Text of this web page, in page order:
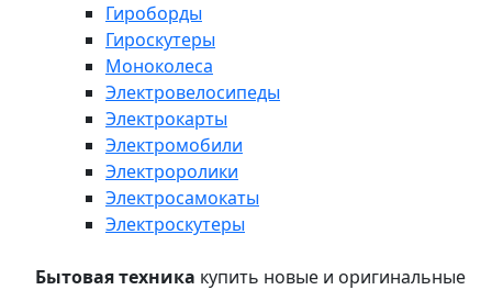
Гироборды
Гироскутеры
Моноколеса
Электровелосипеды
Электрокарты
Электромобили
Электроролики
Электросамокаты
Электроскутеры
Бытовая техника купить новые и оригинальные